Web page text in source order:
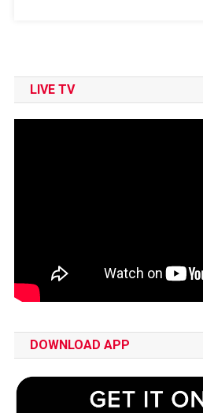
LIVE TV
DOWNLOAD APP